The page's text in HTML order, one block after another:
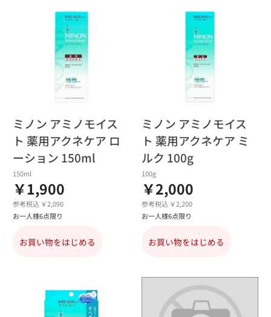
ミノン アミノモイス
ト 薬用アクネケア ロ
ーション 150ml
150ml
￥1,900
参考税込 ￥2,090
お一人様6点限り
お買い物をはじめる
ミノン アミノモイス
ト 薬用アクネケア ミ
ルク 100g
100g
￥2,000
参考税込 ￥2,200
お一人様6点限り
お買い物をはじめる